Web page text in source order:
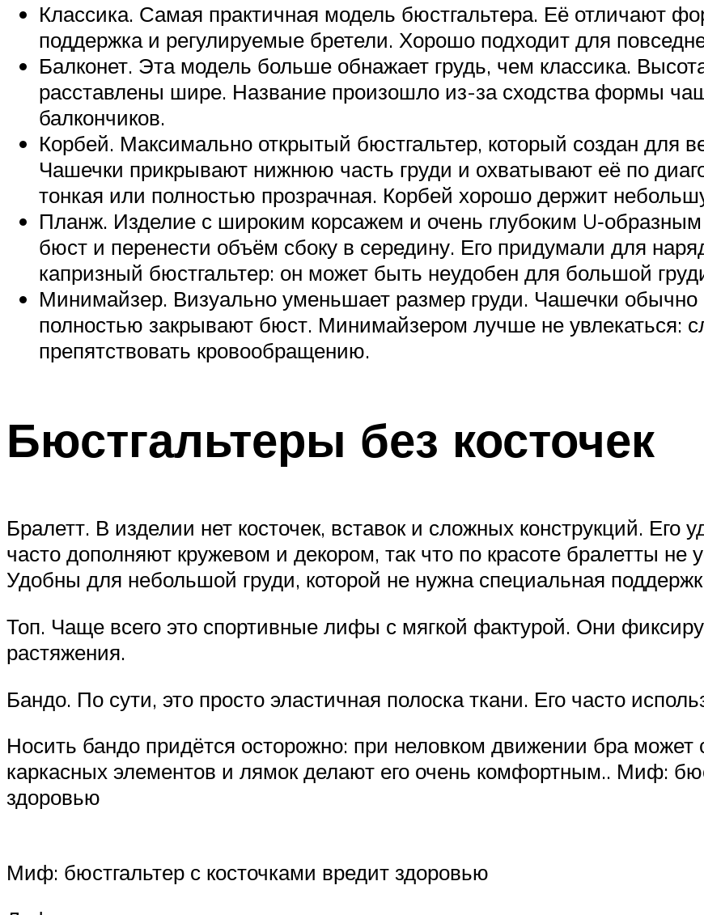
Классика. Самая практичная модель бюстгальтера. Её отличают
поддержка и регулируемые бретели. Хорошо подходит для
Балконет. Эта модель больше обнажает грудь, чем классика.
расставлены шире. Название произошло из-за сходства формы
балкончиков.
Корбей. Максимально открытый бюстгальтер, который создан для
Чашечки прикрывают нижнюю часть груди и охватывают её по
тонкая или полностью прозрачная. Корбей хорошо держит
Планж. Изделие с широким корсажем и очень глубоким
бюст и перенести объём сбоку в середину. Его придумали для
капризный бюстгальтер: он может быть неудобен для большой
Минимайзер. Визуально уменьшает размер груди. Чашечки
полностью закрывают бюст. Минимайзером лучше не увлекаться:
препятствовать кровообращению.
Бюстгальтеры без косточек
Бралетт. В изделии нет косточек, вставок и сложных конструкций.
часто дополняют кружевом и декором, так что по красоте бралетты не
Удобны для небольшой груди, которой не нужна специальная
Топ. Чаще всего это спортивные лифы с мягкой фактурой. Они
растяжения.
Бандо. По сути, это просто эластичная полоска ткани. Его часто
Носить бандо придётся осторожно: при неловком движении бра может
каркасных элементов и лямок делают его очень комфортным.. Миф:
здоровью
Миф: бюстгальтер с косточками вредит здоровью